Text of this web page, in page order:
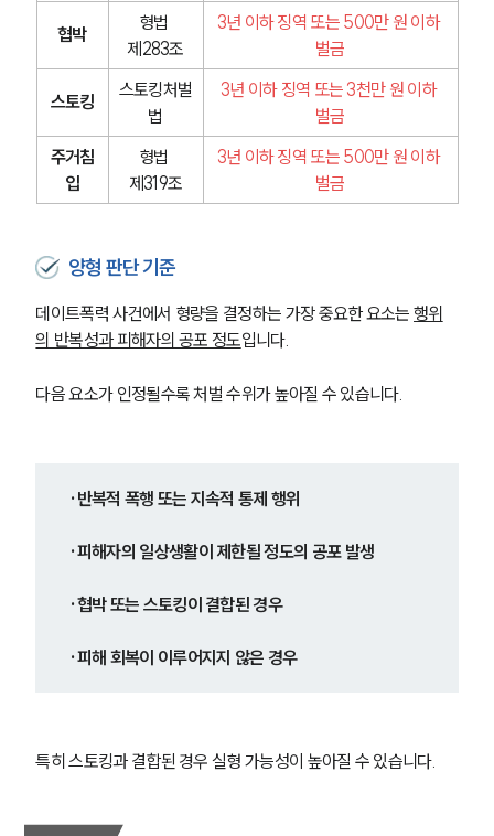
협박
형법
제283조
3년 이하 징역 또는 500만 원 이하
벌금
스토킹
스토킹처벌
법
3년 이하 징역 또는 3천만 원 이하
벌금
주거침
입
형법
제319조
3년 이하 징역 또는 500만 원 이하
벌금
양형 판단 기준
데이트폭력 사건에서 형량을 결정하는 가장 중요한 요소는 행위
의 반복성과 피해자의 공포 정도입니다.
다음 요소가 인정될수록 처벌 수위가 높아질 수 있습니다.
·반복적 폭행 또는 지속적 통제 행위
·피해자의 일상생활이 제한될 정도의 공포 발생
·협박 또는 스토킹이 결합된 경우
·피해 회복이 이루어지지 않은 경우
특히 스토킹과 결합된 경우 실형 가능성이 높아질 수 있습니다.